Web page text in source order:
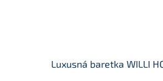
Luxusná baretka WILLI